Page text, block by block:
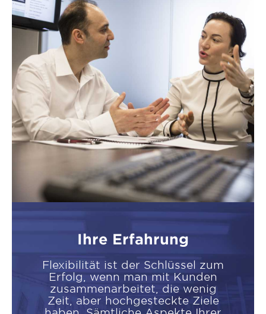
Ihre Erfahrung
Flexibilität ist der Schlüssel zum
Erfolg, wenn man mit Kunden
zusammenarbeitet, die wenig
Zeit, aber hochgesteckte Ziele